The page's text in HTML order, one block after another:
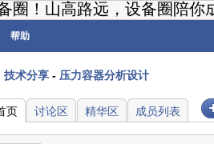
圈！山高路远，设备圈陪你
帮助
技术分享 - 压力容器分析设计
页 讨论区 精华区 成员列表